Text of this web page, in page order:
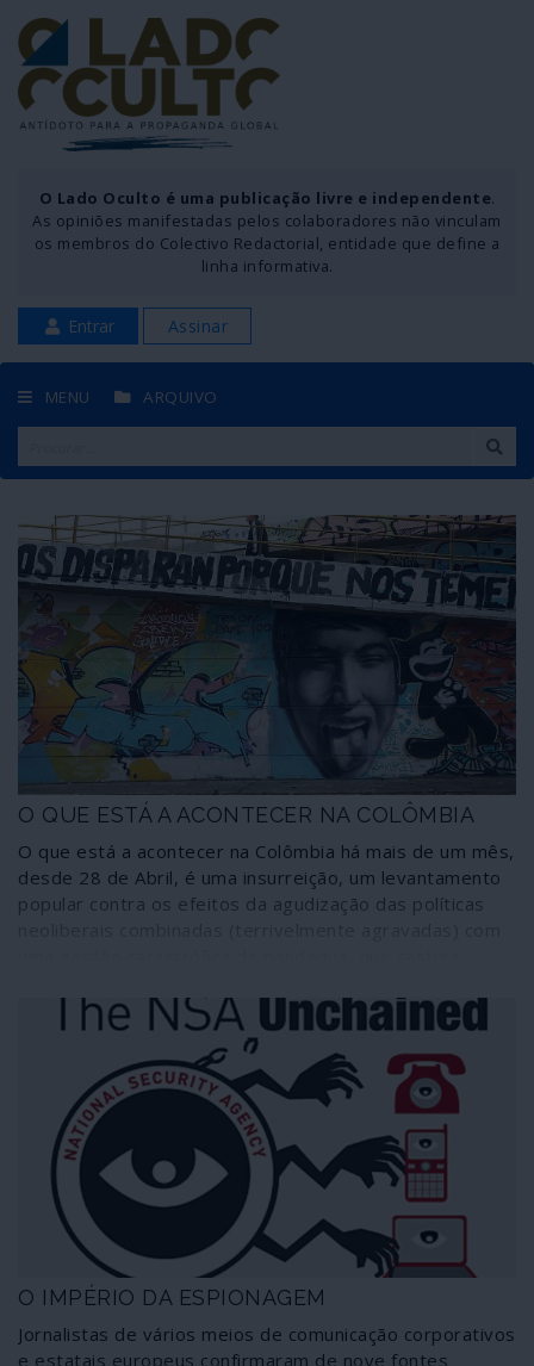
O Lado Oculto é uma publicação livre e independente.
As opiniões manifestadas pelos colaboradores não vinculam
os membros do Colectivo Redactorial, entidade que define a
linha informativa.
Entrar Assinar
MENU ARQUIVO
O QUE ESTÁ A ACONTECER NA COLÔMBIA
O que está a acontecer na Colômbia há mais de um mês,
desde 28 de Abril, é uma insurreição, um levantamento
popular contra os efeitos da agudização das políticas
a acontecer na Colômbia é uma resposta brutal do
narco-Estado fascista contra a generalidade da
população através de um aparelho repressivo montado
ao longo de seis décadas e que tem nas forças armadas
o principal suporte, articulando as polícias de segurança,
as unidades móveis de assalto e a entranhada teia de
grupos paramilitares ou esquadrões da morte.
O IMPÉRIO DA ESPIONAGEM
Jornalistas de vários meios de comunicação corporativos
e estatais europeus confirmaram de nove fontes